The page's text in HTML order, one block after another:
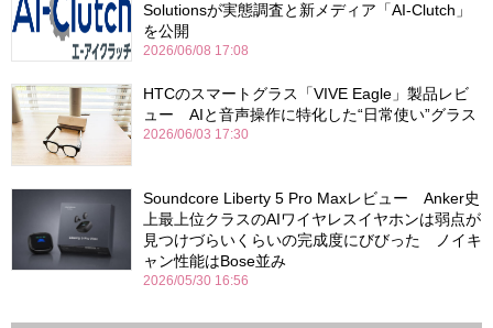
Solutionsが実態調査と新メディア「AI-Clutch」
を公開
2026/06/08 17:08
HTCのスマートグラス「VIVE Eagle」製品レビ
ュー AIと音声操作に特化した“日常使い”グラス
2026/06/03 17:30
Soundcore Liberty 5 Pro Maxレビュー Anker史
上最上位クラスのAIワイヤレスイヤホンは弱点が
見つけづらいくらいの完成度にびびった ノイキ
ャン性能はBose並み
2026/05/30 16:56